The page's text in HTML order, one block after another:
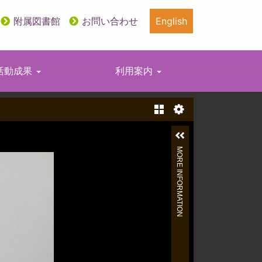
附属図書館 お問い合わせ English
動成果 利用案内